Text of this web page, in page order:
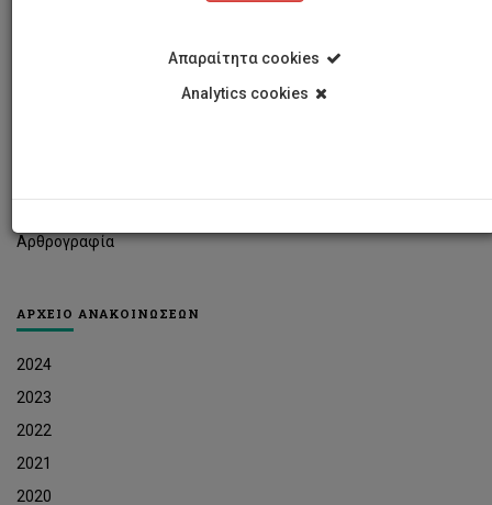
Αρθρογραφία
ΑΡΧΕΙΟ ΑΝΑΚΟΙΝΩΣΕΩΝ
2024
2023
2022
2021
2020
Απαραίτητα cookies
Analytics cookies